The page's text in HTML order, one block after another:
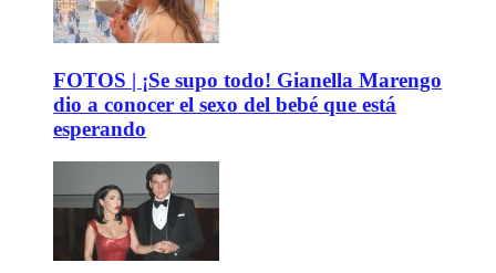
FOTOS | ¡Se supo todo! Gianella Marengo
dio a conocer el sexo del bebé que está
esperando